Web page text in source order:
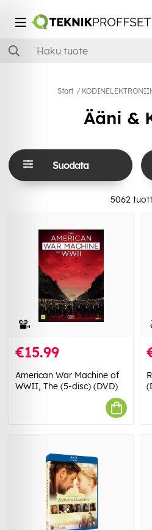
Start
Ääni &
Suodata
5062
€15.99
American War Machine of
WWII, The (5-disc) (DVD)